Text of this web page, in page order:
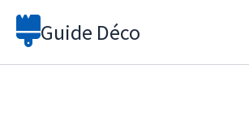
Aller
Guide Déco